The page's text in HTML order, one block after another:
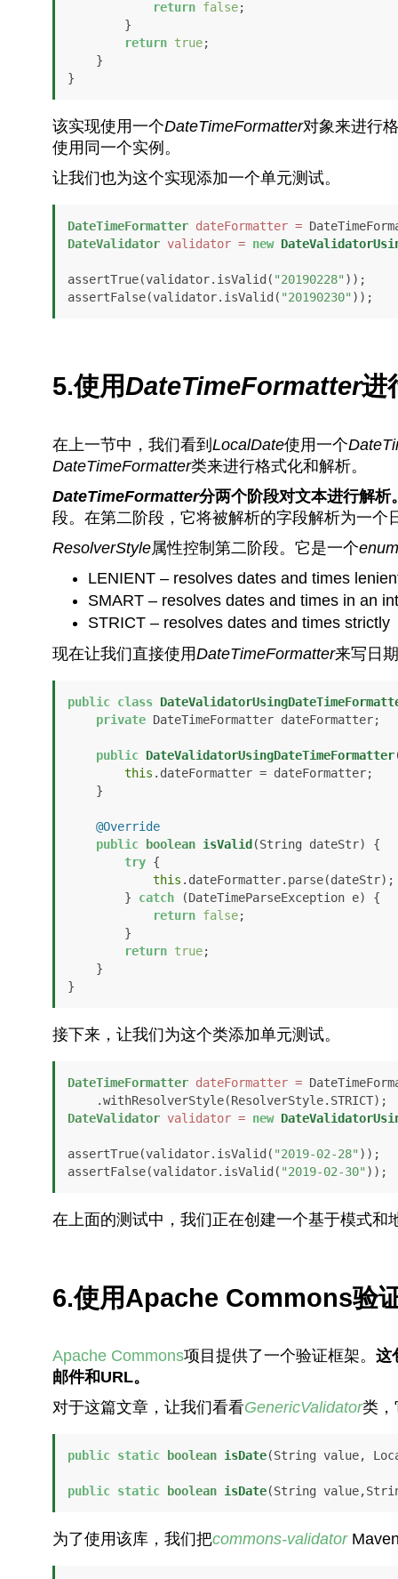
return false;
return true;
}
该实现使用一个DateTimeFormatter对象来进行
使用同一个实例。
让我们也为这个实现添加一个单元测试。
DateTimeFormatter dateFormatter =
DateValidator validator = new
assertTrue(validator.isValid( "20190228" ));
assertFalse(validator.isValid( "20190230" ));
5.使用DateTimeFormatter进
在上一节中，我们看到 LocalDate使用一个
DateTimeFormatter类来进行格式化和解析。
DateTimeFormatter分两个阶段对文本进行解析
段。在第二阶段，它将被解析的字段解析为一个
ResolverStyle属性控制第二阶段。它是一个enum
LENIENT – resolves dates and times
SMART – resolves dates and times in an
STRICT – resolves dates and times strictly
现在让我们直接使用DateTimeFormatter来写日
public class
private DateTimeFormatter dateFormatter;
public DateValidatorUsingDateTimeFormatter
this .dateFormatter = dateFormatter;
@Override
public
boolean isValid (String dateStr)
{
try {
this .dateFormatter.parse(dateStr);
        }
catch (DateTimeParseException e) {
return false;
return true;
}
接下来，让我们为这个类添加单元测试。
DateTimeFormatter dateFormatter =
DateValidator validator = new
assertTrue(validator.isValid( "2019-02-28" ));
assertFalse(validator.isValid( "2019-02-30" ));
在上面的测试中，我们正在创建一个基于模式和
6.使用Apache Commons验
Apache Commons项目提供了一个验证框架。 这
邮件和URL。
对于这篇文章，让我们看看GenericValidator类，
public static boolean isDate(String value,
public static boolean isDate(String
为了使用该库，我们把commons-validator